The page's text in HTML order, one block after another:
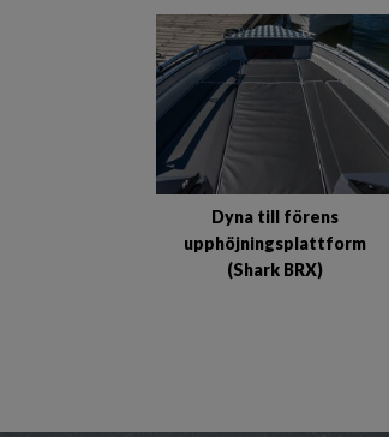
Dyna till förens
upphöjningsplattform
(Shark BRX)